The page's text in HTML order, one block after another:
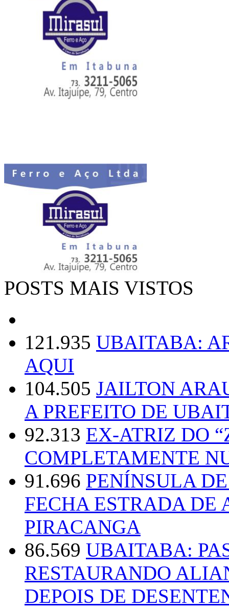
POSTS MAIS VISTOS
121.935 UBAITABA:
AQUI
104.505 JAILTON
A PREFEITO DE
92.313 EX-ATRIZ DO
COMPLETAMENTE
91.696 PENÍNSULA
FECHA ESTRADA DE
PIRACANGA
86.569 UBAITABA:
RESTAURANDO
DEPOIS DE